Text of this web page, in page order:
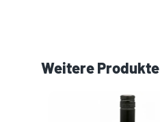
Weitere Produkte